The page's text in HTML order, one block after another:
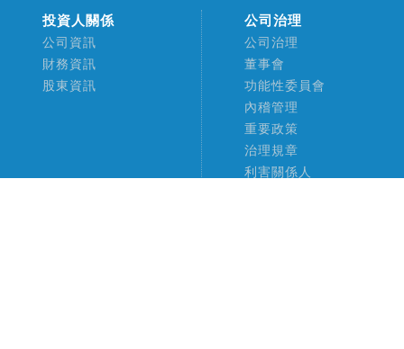
投資人關係
公司資訊
財務資訊
股東資訊
公司治理
公司治理
董事會
功能性委員會
內稽管理
重要政策
治理規章
利害關係人